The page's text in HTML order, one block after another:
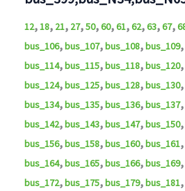
12,18, 21, 27,50,60,61,62,63,67,
bus_106,bus_107,bus_108,bus_109,
bus_114,bus_115,bus_118,bus_120,
bus_124,bus_125,bus_128,bus_130,
bus_134,bus_135,bus_136,bus_137,
bus_142,bus_143,bus_147,bus_150,
bus_156,bus_158,bus_160,bus_161,
bus_164,bus_165,bus_166,bus_169,
bus_172,bus_175,bus_179,bus_181,